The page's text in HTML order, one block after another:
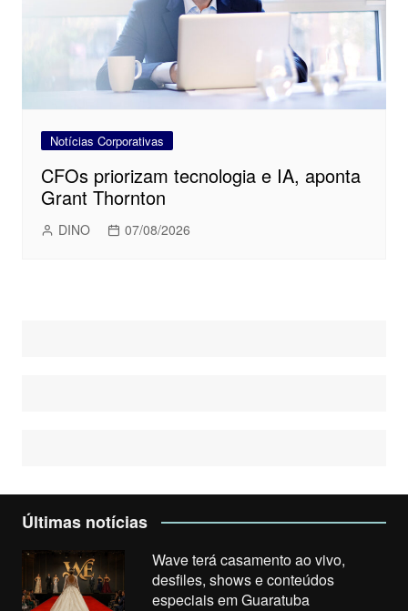
Notícias Corporativas
CFOs priorizam tecnologia e IA, aponta
Grant Thornton
DINO 07/08/2026
Últimas notícias
Wave terá casamento ao vivo,
desfiles, shows e conteúdos
especiais em Guaratuba